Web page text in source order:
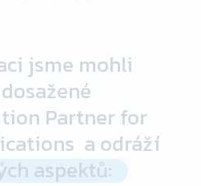
jsme mohli
Partner for
a odráží
aspektů: